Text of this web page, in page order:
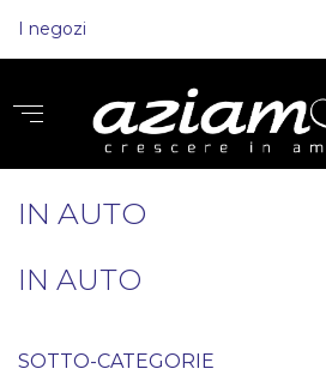
I negozi
IN AUTO
IN AUTO
SOTTO-CATEGORIE